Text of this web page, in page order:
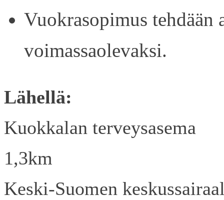
Vuokrasopimus tehdään
voimassaolevaksi.
Lähellä:
Kuokkalan terveysasema
1,3km
Keski-Suomen